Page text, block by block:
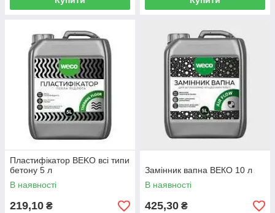
Пластифікатор BEKO всі типи
бетону 5 л
В наявності
219,10 ₴
Замінник вапна ВЕКО 10 л
В наявності
425,30 ₴